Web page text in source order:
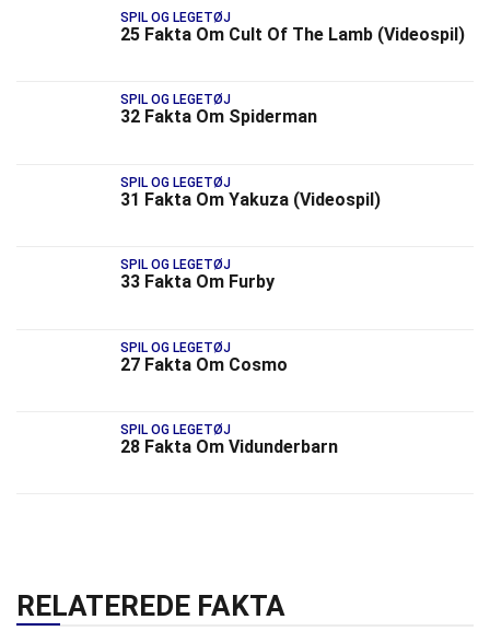
SPIL OG LEGETØJ
25 Fakta Om Cult Of The Lamb (Videospil)
SPIL OG LEGETØJ
32 Fakta Om Spiderman
SPIL OG LEGETØJ
31 Fakta Om Yakuza (Videospil)
SPIL OG LEGETØJ
33 Fakta Om Furby
SPIL OG LEGETØJ
27 Fakta Om Cosmo
SPIL OG LEGETØJ
28 Fakta Om Vidunderbarn
RELATEREDE FAKTA